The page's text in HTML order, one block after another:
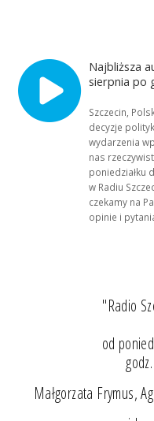
Najbliższa
sierpnia po
Szczecin,
decyzje
wydarzenia
nas
poniedziałku
w Radiu
czekamy na
opinie i
"Radio
od
Małgorzata Frymus,